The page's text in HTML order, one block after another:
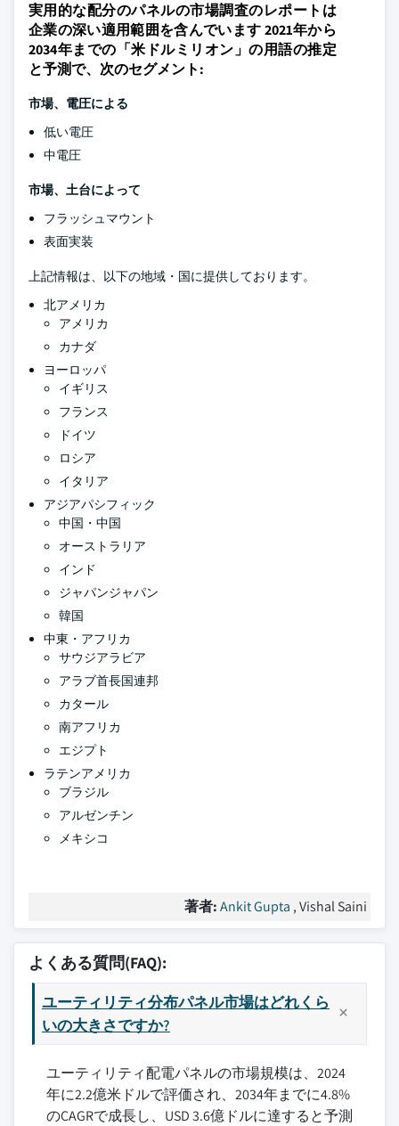
実用的な配分のパネルの市場調査のレポートは
企業の深い適用範囲を含んでいます 2021年から
2034年までの「米ドルミリオン」の用語の推定
と予測で、次のセグメント:
市場、電圧による
低い電圧
中電圧
市場、土台によって
フラッシュマウント
表面実装
上記情報は、以下の地域・国に提供しております。
北アメリカ
アメリカ
カナダ
ヨーロッパ
イギリス
フランス
ドイツ
ロシア
イタリア
アジアパシフィック
中国・中国
オーストラリア
インド
ジャパンジャパン
韓国
中東・アフリカ
サウジアラビア
アラブ首長国連邦
カタール
南アフリカ
エジプト
ラテンアメリカ
ブラジル
アルゼンチン
メキシコ
著者:Ankit Gupta , Vishal Saini
よくある質問(FAQ):
ユーティリティ分布パネル市場はどれくら
いの大きさですか?
ユーティリティ配電パネルの市場規模は、2024
年に2.2億米ドルで評価され、2034年までに4.8%
のCAGRで成長し、USD 3.6億ドルに達すると予測